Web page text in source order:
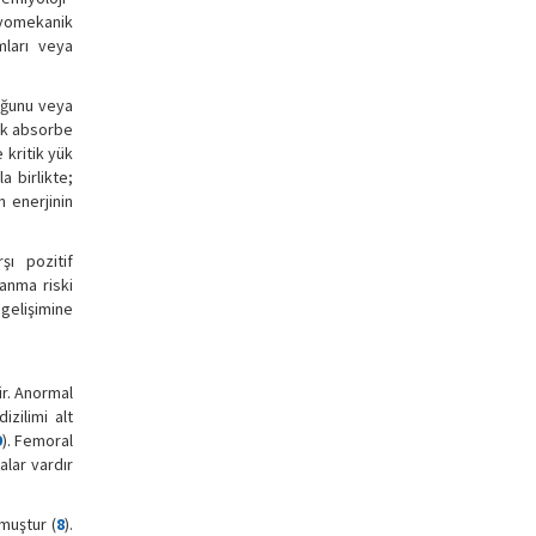
veya
veya
absorbe
kritik yük
birlikte;
enerjinin
pozitif
riski
Anormal
alt
). Femoral
vardır
(8).